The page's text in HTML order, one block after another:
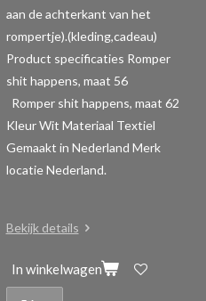
aan de achterkant van het
rompertje).(kleding,cadeau)
Product specificaties Romper
shit happens, maat 56
Romper shit happens, maat 62
Kleur Wit Materiaal Textiel
Gemaakt in Nederland Merk
locatie Nederland.
Bekijk details
In winkelwagen